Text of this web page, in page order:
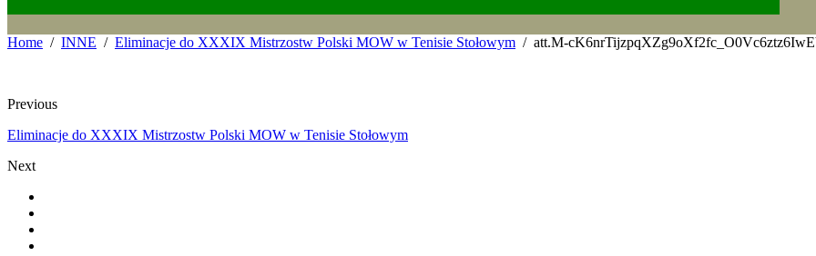
Home INNE Eliminacje do XXXIX Mistrzostw Polski MOW w Tenisie Stołowym att.M-
Previous
Eliminacje do XXXIX Mistrzostw Polski MOW w Tenisie Stołowym
Next